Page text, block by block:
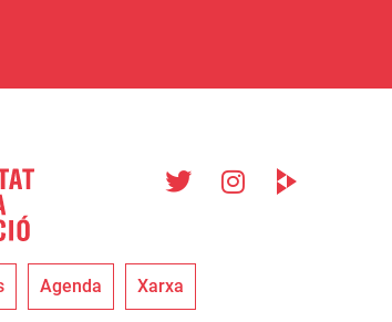
Agenda Xarxa